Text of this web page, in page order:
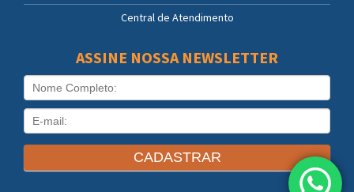
Central de Atendimento
ASSINE NOSSA NEWSLETTER